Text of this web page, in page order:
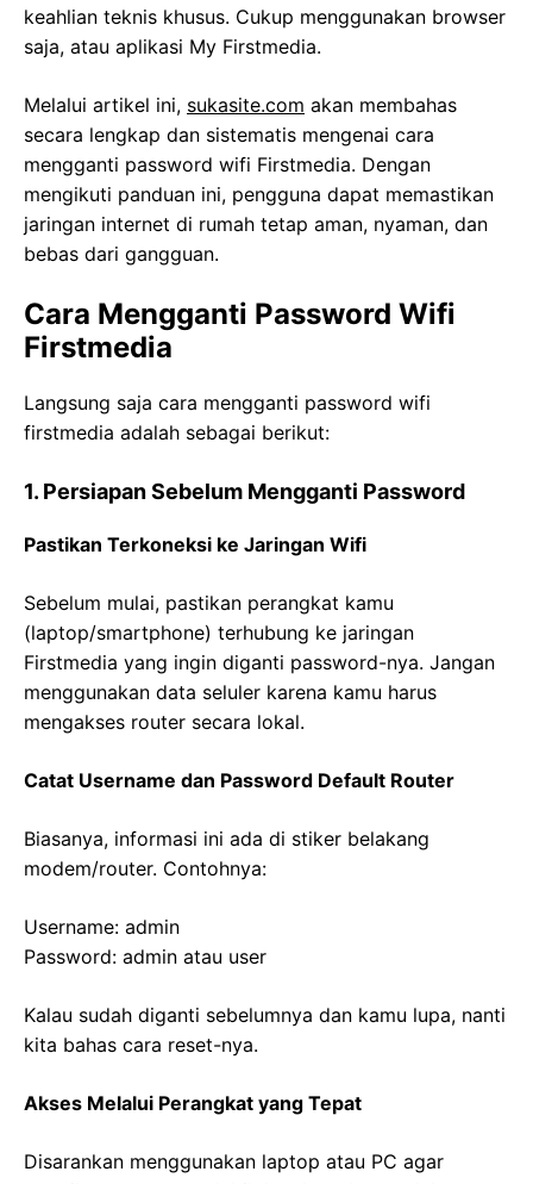
keahlian teknis khusus. Cukup menggunakan browser
saja, atau aplikasi My Firstmedia.
Melalui artikel ini, sukasite.com akan membahas
secara lengkap dan sistematis mengenai cara
mengganti password wifi Firstmedia. Dengan
mengikuti panduan ini, pengguna dapat memastikan
jaringan internet di rumah tetap aman, nyaman, dan
bebas dari gangguan.
Cara Mengganti Password Wifi
Firstmedia
Langsung saja cara mengganti password wifi
firstmedia adalah sebagai berikut:
1. Persiapan Sebelum Mengganti Password
Pastikan Terkoneksi ke Jaringan Wifi
Sebelum mulai, pastikan perangkat kamu
(laptop/smartphone) terhubung ke jaringan
Firstmedia yang ingin diganti password-nya. Jangan
menggunakan data seluler karena kamu harus
mengakses router secara lokal.
Catat Username dan Password Default Router
Biasanya, informasi ini ada di stiker belakang
modem/router. Contohnya:
Username: admin
Password: admin atau user
Kalau sudah diganti sebelumnya dan kamu lupa, nanti
kita bahas cara reset-nya.
Akses Melalui Perangkat yang Tepat
Disarankan menggunakan laptop atau PC agar